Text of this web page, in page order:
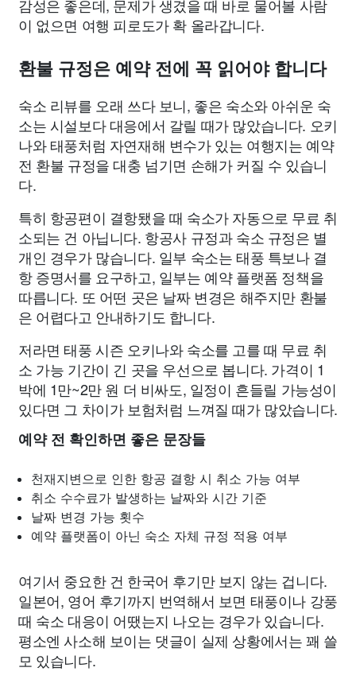
감성은 좋은데, 문제가 생겼을 때 바로 물어볼 사람
이 없으면 여행 피로도가 확 올라갑니다.
환불 규정은 예약 전에 꼭 읽어야 합니다
숙소 리뷰를 오래 쓰다 보니, 좋은 숙소와 아쉬운 숙
소는 시설보다 대응에서 갈릴 때가 많았습니다. 오키
나와 태풍처럼 자연재해 변수가 있는 여행지는 예약
전 환불 규정을 대충 넘기면 손해가 커질 수 있습니
다.
특히 항공편이 결항됐을 때 숙소가 자동으로 무료 취
소되는 건 아닙니다. 항공사 규정과 숙소 규정은 별
개인 경우가 많습니다. 일부 숙소는 태풍 특보나 결
항 증명서를 요구하고, 일부는 예약 플랫폼 정책을
따릅니다. 또 어떤 곳은 날짜 변경은 해주지만 환불
은 어렵다고 안내하기도 합니다.
저라면 태풍 시즌 오키나와 숙소를 고를 때 무료 취
소 가능 기간이 긴 곳을 우선으로 봅니다. 가격이 1
박에 1만~2만 원 더 비싸도, 일정이 흔들릴 가능성이
있다면 그 차이가 보험처럼 느껴질 때가 많았습니다.
예약 전 확인하면 좋은 문장들
천재지변으로 인한 항공 결항 시 취소 가능 여부
취소 수수료가 발생하는 날짜와 시간 기준
날짜 변경 가능 횟수
예약 플랫폼이 아닌 숙소 자체 규정 적용 여부
여기서 중요한 건 한국어 후기만 보지 않는 겁니다.
일본어, 영어 후기까지 번역해서 보면 태풍이나 강풍
때 숙소 대응이 어땠는지 나오는 경우가 있습니다.
평소엔 사소해 보이는 댓글이 실제 상황에서는 꽤 쓸
모 있습니다.